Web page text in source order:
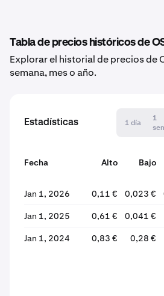
Tabla de precios históricos de
Explorar el historial de precios de
semana, mes o año.
Estadísticas 1 día
1
Fecha Alto Bajo
Jan 1, 2026
0,11 € 0,023 €
Jan 1, 2025 0,61 € 0,041 €
Jan 1, 2024 0,83 € 0,28 €